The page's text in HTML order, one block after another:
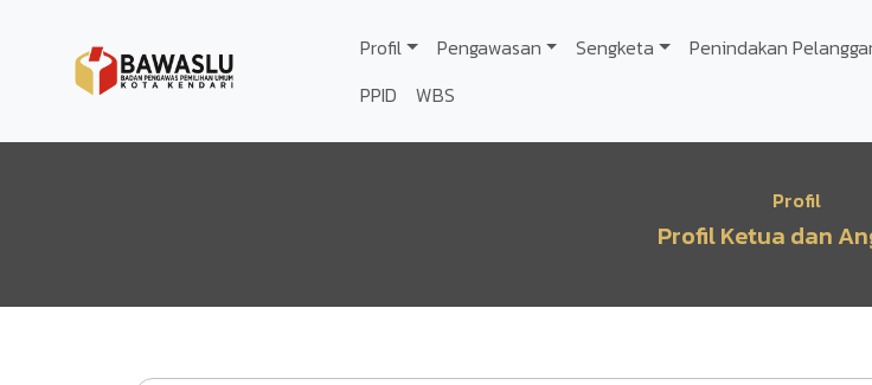
Profil
Pengawasan Sengketa Penindakan
PPID
WBS
Profil
Profil Ketua dan